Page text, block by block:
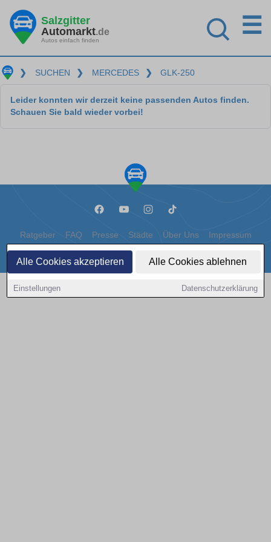
Alle Cookies akzeptieren Alle Cookies ablehnen
Einstellungen Datenschutzerklärung
Salzgitter
Automarkt.de
Autos einfach finden
☰
❯ SUCHEN ❯ MERCEDES ❯ GLK-250
Leider konnten wir derzeit keine passenden Autos finden.
Schauen Sie bald wieder vorbei!
Ratgeber FAQ Presse Städte Über Uns Impressum
Datenschutz Cookies
Copyright © 2000 - 2026 | 1A Infosysteme GmbH | Content by: 1a-sites-autos